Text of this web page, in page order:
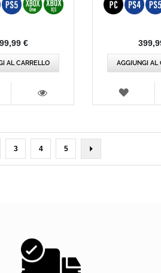
€
AL CARRELLO
VISTA
AGGIUNGI AL
LISTA
stai leggendo la pagina
Pagina
3 Pagina
4 Pagina
5